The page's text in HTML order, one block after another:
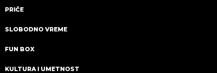
PRIČE
SLOBODNO VREME
FUN BOX
KULTURA I UMETNOST